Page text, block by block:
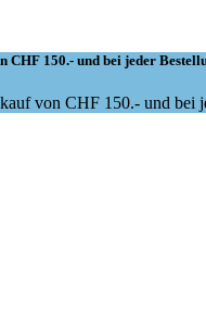
150.- und bei jeder
von CHF 150.- und bei